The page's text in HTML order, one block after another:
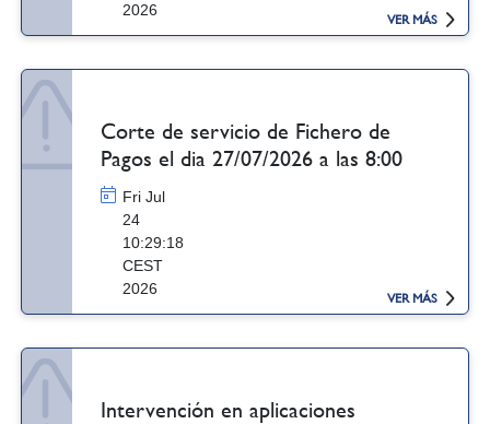
2026
VER MÁS
Corte de servicio de Fichero de
Pagos el dia 27/07/2026 a las 8:00
Fri Jul
24
10:29:18
CEST
2026
VER MÁS
Intervención en aplicaciones